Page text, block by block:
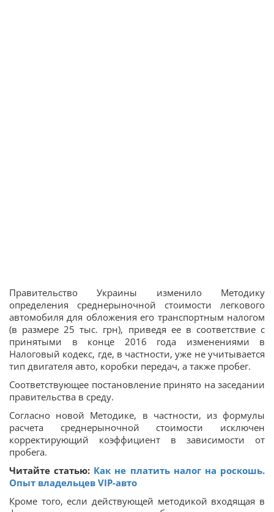
Правительство Украины изменило Методику
определения среднерыночной стоимости легкового
автомобиля для обложения его транспортным налогом
(в размере 25 тыс. грн), приведя ее в соответствие с
принятыми в конце 2016 года изменениями в
Налоговый кодекс, где, в частности, уже не учитывается
тип двигателя авто, коробки передач, а также пробег.
Соответствующее постановление принято на заседании
правительства в среду.
Согласно новой Методике, в частности, из формулы
расчета среднерыночной стоимости исключен
корректирующий коэффициент в зависимости от
пробега.
Читайте статью: Как не платить налог на роскошь.
Опыт владельцев VIP-авто
Кроме того, если действующей методикой входящая в